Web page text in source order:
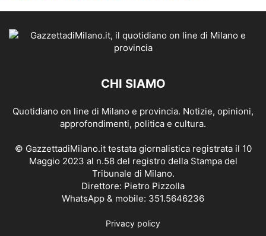
CHI SIAMO
Quotidiano on line di Milano e provincia. Notizie, opinioni,
approfondimenti, politica e cultura.
© GazzettadiMilano.it testata giornalistica registrata il 10
Maggio 2023 al n.58 del registro della Stampa del
Tribunale di Milano.
Direttore: Pietro Pizzolla
WhatsApp & mobile: 351.5646236
Privacy policy